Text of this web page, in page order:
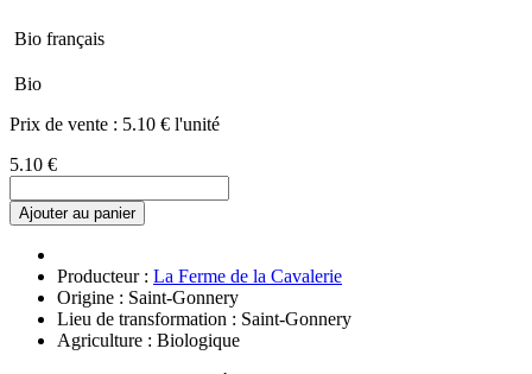
Bio français
Bio
Prix de vente : 5.10 € l'unité
5.10 €
Ajouter au panier
Producteur : La Ferme de la Cavalerie
Origine : Saint-Gonnery
Lieu de transformation : Saint-Gonnery
Agriculture : Biologique